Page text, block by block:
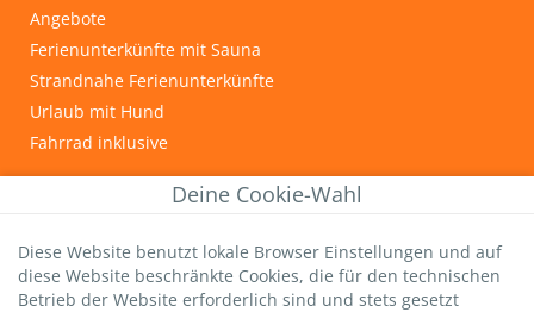
Deine Cookie-Wahl
Diese Website benutzt lokale Browser Einstellungen und auf
diese Website beschränkte Cookies, die für den technischen
Betrieb der Website erforderlich sind und stets gesetzt
Angebote
Ferienunterkünfte mit Sauna
Strandnahe Ferienunterkünfte
Urlaub mit Hund
Fahrrad inklusive
INFOS & TIPPS
Wichtige Gästeinfos
Infos zur Kurtaxe